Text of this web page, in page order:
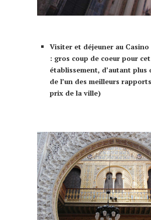
Visiter et déjeuner au
: gros coup de coeur pour cet
établissement, d’autant plus
de l’un des meilleurs
prix de la ville)